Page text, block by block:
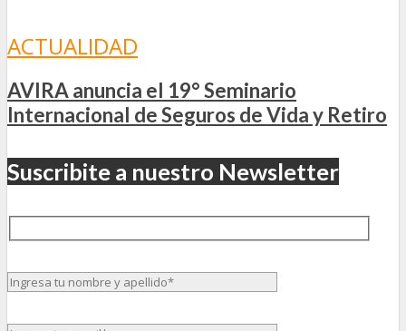
ACTUALIDAD
AVIRA anuncia el 19° Seminario
Internacional de Seguros de Vida y Retiro
Suscribite a nuestro Newsletter